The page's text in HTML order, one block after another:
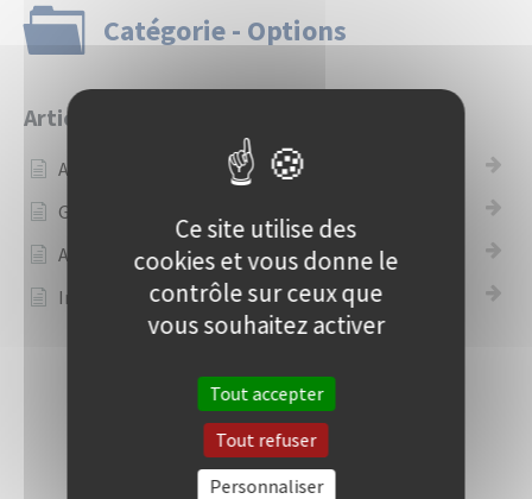
Catégorie - Options
Articles
Ajouter un acompte au devis
Générer l'attestation de TVA
Afficher une synthèse
Indiquer la date de visite sur le devis
Ce site utilise des
cookies et vous donne le
contrôle sur ceux que
vous souhaitez activer
Tout accepter
Tout refuser
Personnaliser